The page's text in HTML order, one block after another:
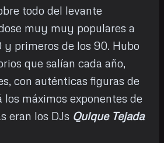
todo del levante
muy muy populares a
y primeros de los 90. Hubo
que salían cada año,
con auténticas figuras de
los máximos exponentes de
eran los DJs Quique Tejada